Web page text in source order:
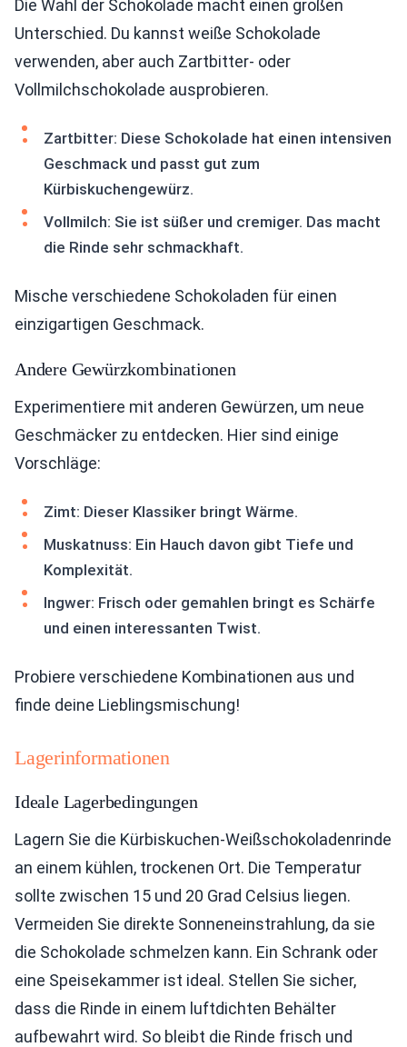
Die Wahl der Schokolade macht einen großen
Unterschied. Du kannst weiße Schokolade
verwenden, aber auch Zartbitter- oder
Vollmilchschokolade ausprobieren.
Zartbitter: Diese Schokolade hat einen intensiven
Geschmack und passt gut zum
Kürbiskuchengewürz.
Vollmilch: Sie ist süßer und cremiger. Das macht
die Rinde sehr schmackhaft.
Mische verschiedene Schokoladen für einen
einzigartigen Geschmack.
Andere Gewürzkombinationen
Experimentiere mit anderen Gewürzen, um neue
Geschmäcker zu entdecken. Hier sind einige
Vorschläge:
Zimt: Dieser Klassiker bringt Wärme.
Muskatnuss: Ein Hauch davon gibt Tiefe und
Komplexität.
Ingwer: Frisch oder gemahlen bringt es Schärfe
und einen interessanten Twist.
Probiere verschiedene Kombinationen aus und
finde deine Lieblingsmischung!
Lagerinformationen
Ideale Lagerbedingungen
Lagern Sie die Kürbiskuchen-Weißschokoladenrinde
an einem kühlen, trockenen Ort. Die Temperatur
sollte zwischen 15 und 20 Grad Celsius liegen.
Vermeiden Sie direkte Sonneneinstrahlung, da sie
die Schokolade schmelzen kann. Ein Schrank oder
eine Speisekammer ist ideal. Stellen Sie sicher,
dass die Rinde in einem luftdichten Behälter
aufbewahrt wird. So bleibt die Rinde frisch und